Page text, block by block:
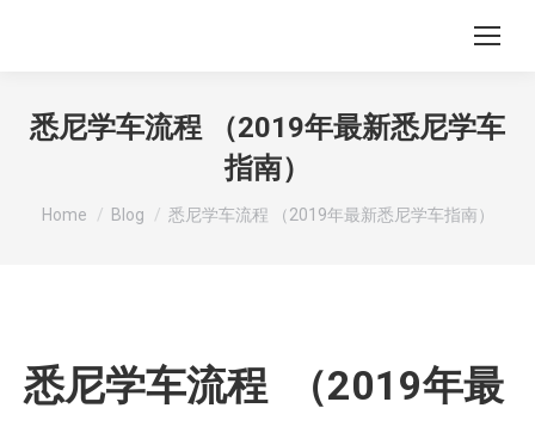
悉尼学车流程 （2019年最新悉尼学车
指南）
You are here:
Home Blog 悉尼学车流程 （2019年最新悉尼学车指南）
悉尼学车流程 （2019年最